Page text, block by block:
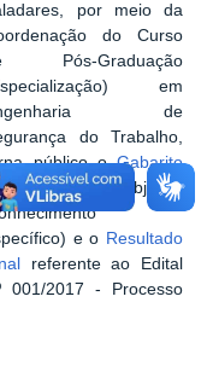
por meio da
do Curso
Pós-Graduação
em
de
do Trabalho,
público oGabarito
da prova objetiva
e o Resultado
referente ao Edital
001/2017 - Processo